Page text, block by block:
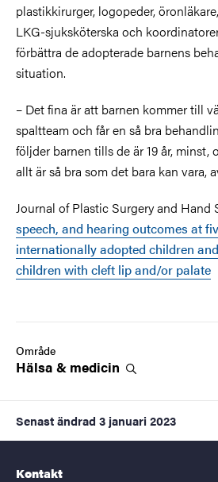
plastikkirurger, logopeder,
LKG-sjuksköterska och
förbättra de adopterade barnens
situation.
– Det fina är att barnen kommer till
spaltteam och får en så bra
följder barnen tills de är 19 år, minst,
allt är så bra som det bara kan vara,
Journal of Plastic Surgery and Hand
speech, and hearing outcomes at
internationally adopted children
children with cleft lip and/or palate
Område
Hälsa & medicin
Senast ändrad 3 januari 2023
Kontakt